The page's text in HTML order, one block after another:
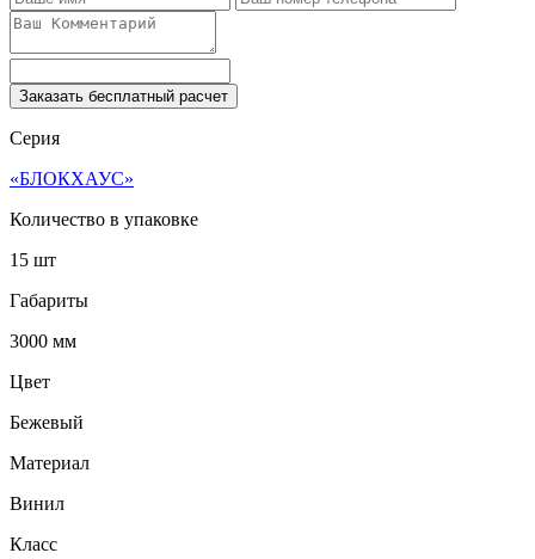
Заказать бесплатный расчет
Серия
«БЛОКХАУС»
Количество в упаковке
15 шт
Габариты
3000 мм
Цвет
Бежевый
Материал
Винил
Класс